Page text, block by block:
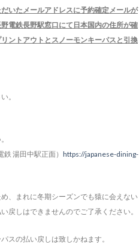
いたメールアドレスに予約確定メールが
電鉄長野駅窓口にて日本国内の住所が確
ントアウトとスノーモンキーパスと引換
。
鉄 湯田中駅正面） https://japanese-dining-
、まれに冬期シーズンでも猿に会えない
戻しはできませんのでご了承ください。
スの払い戻しは致しかねます。